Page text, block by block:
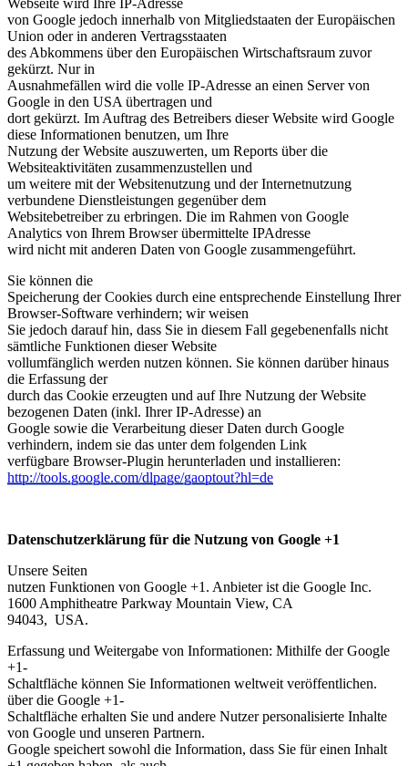
von Google jedoch innerhalb von Mitgliedstaaten der Europäischen
Union oder in anderen Vertragsstaaten
des Abkommens über den Europäischen Wirtschaftsraum zuvor
gekürzt. Nur in
Ausnahmefällen wird die volle IP-Adresse an einen Server von
Google in den USA übertragen und
dort gekürzt. Im Auftrag des Betreibers dieser Website wird Google
diese Informationen benutzen, um Ihre
Nutzung der Website auszuwerten, um Reports über die
Websiteaktivitäten zusammenzustellen und
um weitere mit der Websitenutzung und der Internetnutzung
verbundene Dienstleistungen gegenüber dem
Websitebetreiber zu erbringen. Die im Rahmen von Google
Analytics von Ihrem Browser übermittelte IPAdresse
wird nicht mit anderen Daten von Google zusammengeführt.
Sie können die
Speicherung der Cookies durch eine entsprechende Einstellung Ihrer
Browser-Software verhindern; wir weisen
Sie jedoch darauf hin, dass Sie in diesem Fall gegebenenfalls nicht
sämtliche Funktionen dieser Website
vollumfänglich werden nutzen können. Sie können darüber hinaus
die Erfassung der
durch das Cookie erzeugten und auf Ihre Nutzung der Website
bezogenen Daten (inkl. Ihrer IP-Adresse) an
Google sowie die Verarbeitung dieser Daten durch Google
verhindern, indem sie das unter dem folgenden Link
verfügbare Browser-Plugin herunterladen und installieren:
http://tools.google.com/dlpage/gaoptout?hl=de
Datenschutzerklärung für die Nutzung von Google +1
Unsere Seiten
nutzen Funktionen von Google +1. Anbieter ist die Google Inc.
1600 Amphitheatre Parkway Mountain View, CA
94043, USA.
Erfassung und Weitergabe von Informationen: Mithilfe der Google
+1-
Schaltfläche können Sie Informationen weltweit veröffentlichen.
über die Google +1-
Schaltfläche erhalten Sie und andere Nutzer personalisierte Inhalte
von Google und unseren Partnern.
Google speichert sowohl die Information, dass Sie für einen Inhalt